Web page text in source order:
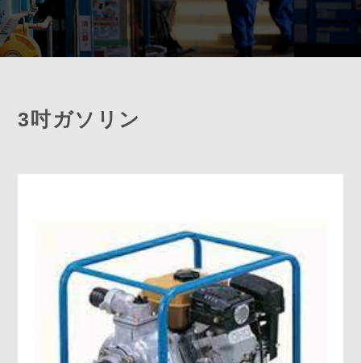
3吋ガソリン